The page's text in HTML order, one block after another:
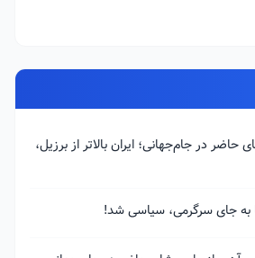
حاضر در جام‌جهانی؛ ایران بالاتر از برزیل،
جای سرگرمی، سیاسی شد!